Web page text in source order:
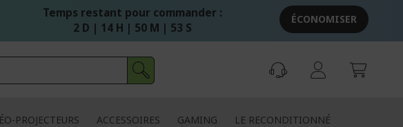
Temps restant pour commander :
2 D | 14 H | 50 M | 52 S
ÉCONOMISER
PROJECTEURS ACCESSOIRES GAMING LE RECONDITIONNÉ